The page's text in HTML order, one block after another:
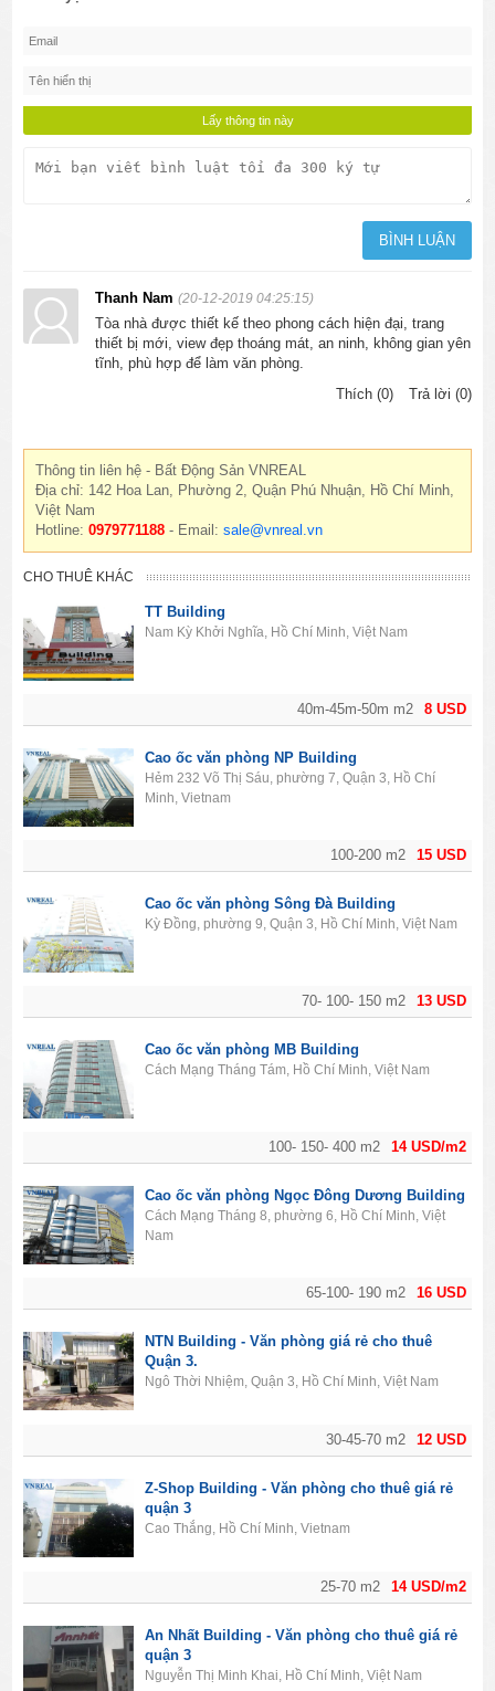
Thanh Nam(20-12-2019 04:25:15)
Tòa nhà được thiết kế theo phong cách hiện đại, trang
thiết bị mới, view đẹp thoáng mát, an ninh, không gian yên
tĩnh, phù hợp để làm văn phòng.
Thích (0)
Trả lời (0)
Thông tin liên hệ - Bất Động Sản VNREAL
Địa chỉ: 142 Hoa Lan, Phường 2, Quận Phú Nhuận, Hồ Chí Minh,
Việt Nam
Hotline:0979771188 - Email:sale@vnreal.vn
CHO THUÊ KHÁC
8 USD
40m-45m-50m m2
TT Building
Nam Kỳ Khởi Nghĩa, Hồ Chí Minh, Việt Nam
15 USD
100-200 m2
Cao ốc văn phòng NP Building
Hẻm 232 Võ Thị Sáu, phường 7, Quận 3, Hồ Chí
Minh, Vietnam
13 USD
70- 100- 150 m2
Cao ốc văn phòng Sông Đà Building
Kỳ Đồng, phường 9, Quận 3, Hồ Chí Minh, Việt Nam
14 USD/m2
100- 150- 400 m2
Cao ốc văn phòng MB Building
Cách Mạng Tháng Tám, Hồ Chí Minh, Việt Nam
16 USD
65-100- 190 m2
Cao ốc văn phòng Ngọc Đông Dương Building
Cách Mạng Tháng 8, phường 6, Hồ Chí Minh, Việt
Nam
12 USD
30-45-70 m2
NTN Building - Văn phòng giá rẻ cho thuê
Quận 3.
Ngô Thời Nhiệm, Quận 3, Hồ Chí Minh, Việt Nam
14 USD/m2
25-70 m2
Z-Shop Building - Văn phòng cho thuê giá rẻ
quận 3
Cao Thắng, Hồ Chí Minh, Vietnam
An Nhất Building - Văn phòng cho thuê giá rẻ
quận 3
Nguyễn Thị Minh Khai, Hồ Chí Minh, Việt Nam